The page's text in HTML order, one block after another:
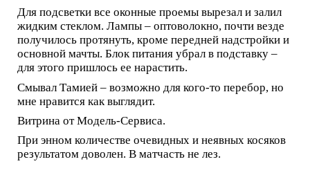
Для подсветки все оконные проемы вырезал и залил
жидким стеклом. Лампы – оптоволокно, почти везде
получилось протянуть, кроме передней надстройки и
основной мачты. Блок питания убрал в подставку –
для этого пришлось ее нарастить.
Смывал Тамией – возможно для кого-то перебор, но
мне нравится как выглядит.
Витрина от Модель-Сервиса.
При энном количестве очевидных и неявных косяков
результатом доволен. В матчасть не лез.